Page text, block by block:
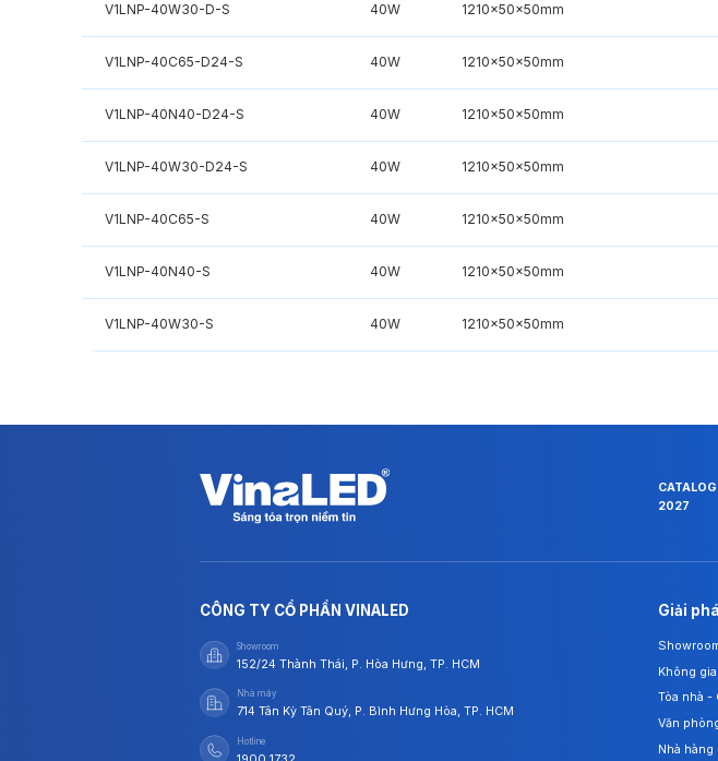
V1LNP-40W30-D-S 40W 1210x50x50mm
V1LNP-40C65-D24-S 40W 1210x50x50mm
V1LNP-40N40-D24-S 40W 1210x50x50mm
V1LNP-40W30-D24-S 40W 1210x50x50mm
V1LNP-40C65-S 40W 1210x50x50mm
V1LNP-40N40-S 40W 1210x50x50mm
V1LNP-40W30-S 40W 1210x50x50mm
2027
CÔNG TY CỔ PHẦN VINALED
Showroom
152/24 Thành Thái, P. Hòa Hưng, TP. HCM
Nhà máy
714 Tân Kỳ Tân Quý, P. Bình Hưng Hòa, TP. HCM
Hotline
Giải
Không
Tòa nhà -
Văn
Nhà hàng